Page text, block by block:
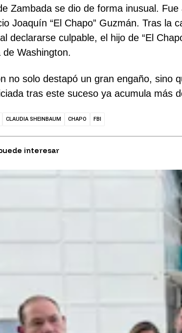
Zambada se dio de forma inusual.
Joaquín “El Chapo” Guzmán. Tras la
declararse culpable, el hijo de “El
de Washington.
no solo destapó un gran engaño, sino
tras este suceso ya acumula más
CLAUDIA SHEINBAUM CHAPO FBI
interesar